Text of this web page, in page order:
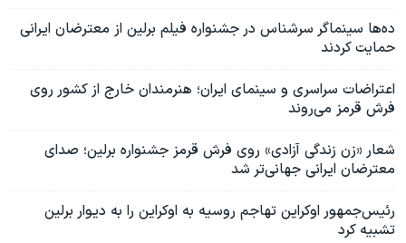
ده‌ها سینماگر سرشناس در جشنواره فیلم برلین از معترضان ایرانی
حمایت کردند
اعتراضات سراسری و سینمای ایران؛ هنرمندان خارج از کشور روی
فرش قرمز می‌روند
شعار «زن زندگی آزادی» روی فرش قرمز جشنواره برلین؛ صدای
معترضان ایرانی جهانی‌تر شد
رئیس‌جمهور اوکراین تهاجم روسیه به اوکراین را به دیوار برلین
تشبیه کرد